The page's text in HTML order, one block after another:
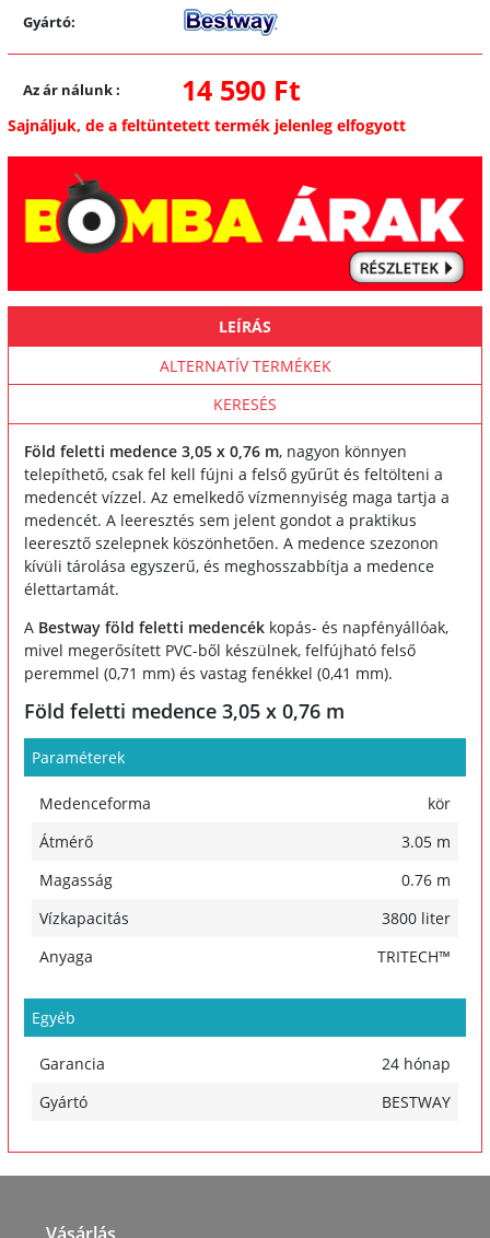
Gyártó:
Az ár nálunk: 14 590 Ft
Sajnáljuk, de a feltüntetett termék jelenleg elfogyott
LEÍRÁS
ALTERNATÍV TERMÉKEK
KERESÉS
Föld feletti medence 3,05 x 0,76 m, nagyon könnyen
telepíthető, csak fel kell fújni a felső gyűrűt és feltölteni a
medencét vízzel. Az emelkedő vízmennyiség maga tartja a
medencét. A leeresztés sem jelent gondot a praktikus
leeresztő szelepnek köszönhetően. A medence szezonon
kívüli tárolása egyszerű, és meghosszabbítja a medence
élettartamát.
A Bestway föld feletti medencék kopás- és napfényállóak,
mivel megerősített PVC-ből készülnek, felfújható felső
peremmel (0,71 mm) és vastag fenékkel (0,41 mm).
Föld feletti medence 3,05 x 0,76 m
Paraméterek
Medenceforma
kör
Átmérő
3.05 m
Magasság
0.76 m
Vízkapacitás
3800 liter
Anyaga
TRITECH™
Egyéb
Garancia
24 hónap
Gyártó
BESTWAY